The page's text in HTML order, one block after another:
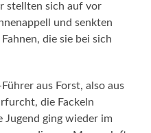
stellten sich auf vor
und senkten
die sie bei sich
aus Forst, also aus
die Fackeln
Jugend ging wieder im